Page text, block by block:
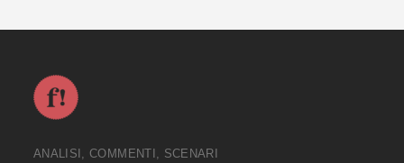
ANALISI, COMMENTI, SCENARI